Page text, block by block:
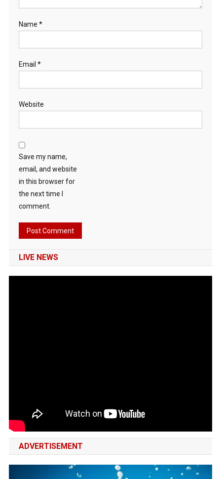
Name *
Email *
Website
Save my name,
email, and website
in this browser for
the next time I
comment.
LIVE NEWS
ADVERTISEMENT